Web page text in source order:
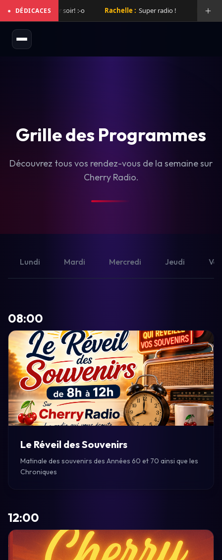
● DÉDICACES
mix de folie hier soir! :-o Rachelle : Super radio ! Laurent :
Grille des Programmes
Découvrez tous vos rendez-vous de la semaine sur
Cherry Radio.
Lundi Mardi Mercredi Jeudi
08:00
Le Réveil des Souvenirs
Matinale des souvenirs des Années 60 et 70 ainsi que les
Chroniques
12:00